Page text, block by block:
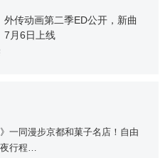
外传动画第二季ED公开，新曲
7月6日上线
一同漫步京都和菓子名店！自由
行程…